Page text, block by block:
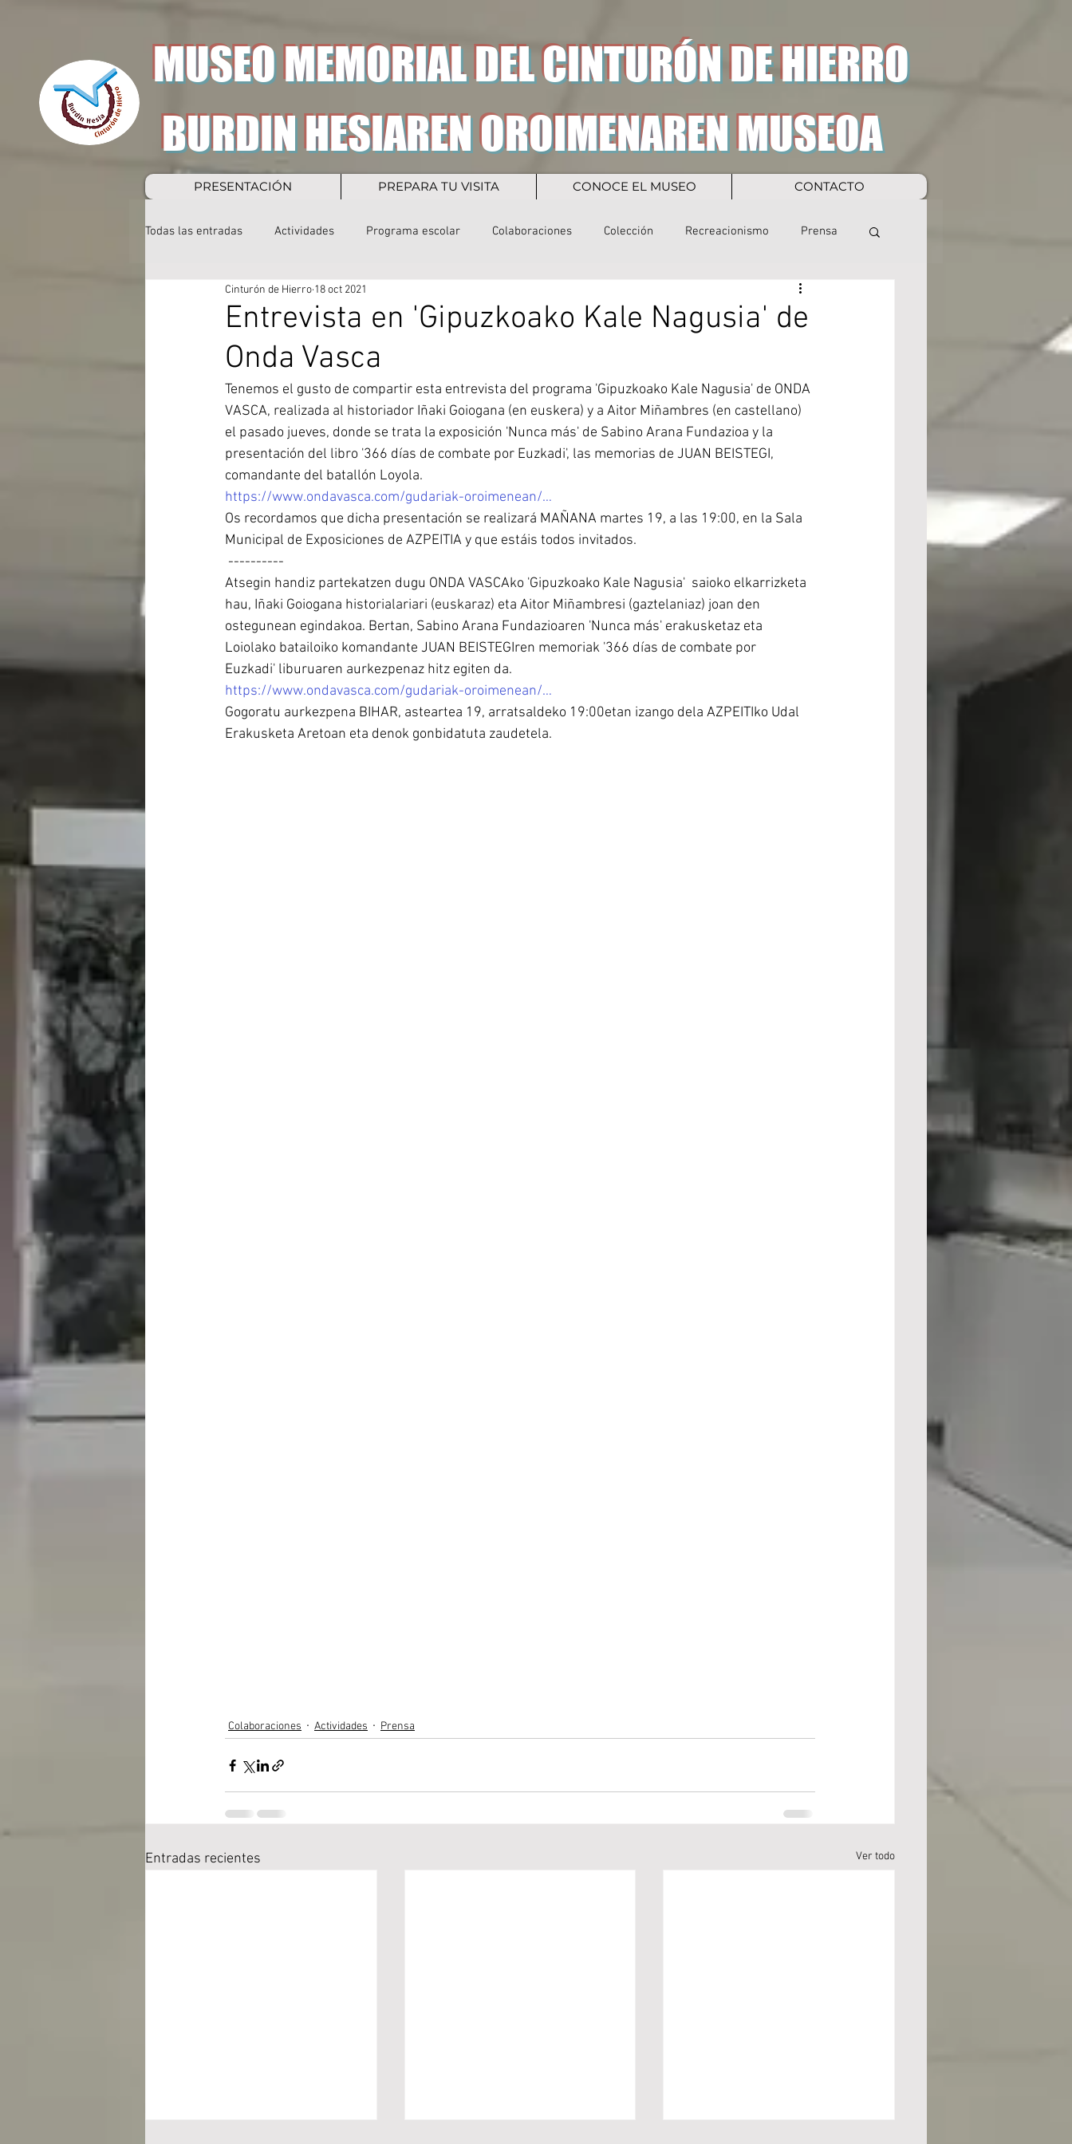
MUSEO MEMORIAL DEL CINTURÓN DE HIERRO
PRESENTACIÓN PREPARA TU VISITA CONOCE EL MUSEO CONTACTO
BURDIN HESIAREN OROIMENAREN MUSEOA
Todas las entradas Actividades Programa escolar Colaboraciones Colección Recreacionismo Prensa
Entrevista en 'Gipuzkoako Kale Nagusia' de
Onda Vasca
Cinturón de Hierro 18 oct 2021
Tenemos el gusto de compartir esta entrevista del programa 'Gipuzkoako Kale Nagusia' de ONDA
VASCA, realizada al historiador Iñaki Goiogana (en euskera) y a Aitor Miñambres (en castellano)
el pasado jueves, donde se trata la exposición 'Nunca más' de Sabino Arana Fundazioa y la
presentación del libro '366 días de combate por Euzkadi', las memorias de JUAN BEISTEGI,
comandante del batallón Loyola.
https://www.ondavasca.com/gudariak-oroimenean/…
Os recordamos que dicha presentación se realizará MAÑANA martes 19, a las 19:00, en la Sala
Municipal de Exposiciones de AZPEITIA y que estáis todos invitados.
----------
Atsegin handiz partekatzen dugu ONDA VASCAko 'Gipuzkoako Kale Nagusia'  saioko elkarrizketa
hau, Iñaki Goiogana historialariari (euskaraz) eta Aitor Miñambresi (gaztelaniaz) joan den
ostegunean egindakoa. Bertan, Sabino Arana Fundazioaren 'Nunca más' erakusketaz eta
Loiolako batailoiko komandante JUAN BEISTEGIren memoriak '366 días de combate por
Euzkadi' liburuaren aurkezpenaz hitz egiten da.
https://www.ondavasca.com/gudariak-oroimenean/…
Gogoratu aurkezpena BIHAR, asteartea 19, arratsaldeko 19:00etan izango dela AZPEITIko Udal
Erakusketa Aretoan eta denok gonbidatuta zaudetela.
Colaboraciones Actividades Prensa
Entradas recientes Ver todo